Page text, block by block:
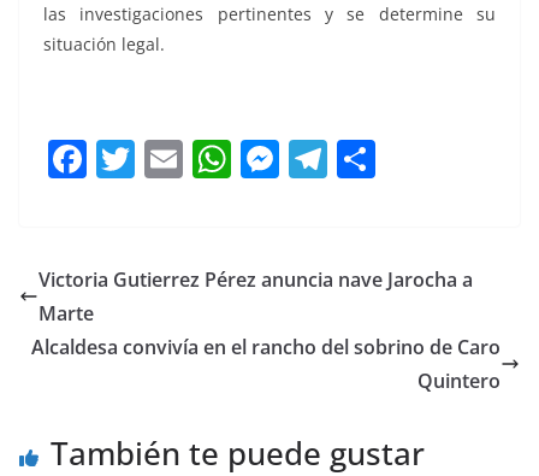
las investigaciones pertinentes y se determine su
situación legal.
F
e
b
o
T
er
E
l
W
s
p
M
e
g
T
gr
m
p
tir
Victoria Gutierrez Pérez anuncia nave Jarocha a
Marte
Alcaldesa convivía en el rancho del sobrino de Caro
Quintero
También te puede gustar